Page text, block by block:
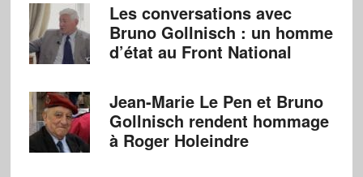
Les conversations avec
Bruno Gollnisch : un homme
d’état au Front National
Jean-Marie Le Pen et Bruno
Gollnisch rendent hommage
à Roger Holeindre